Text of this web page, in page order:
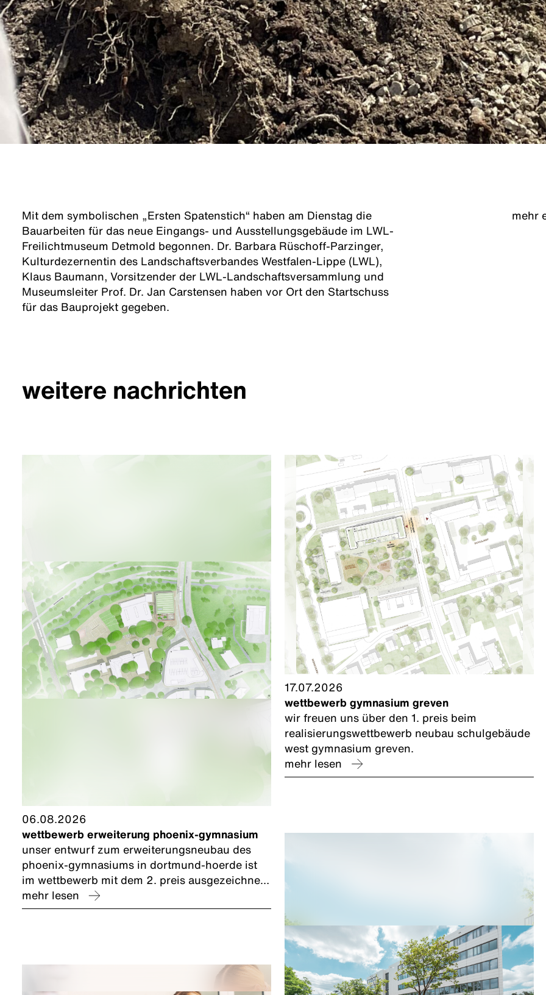
Mit dem symbolischen „Ersten Spatenstich“ haben am Dienstag die
Bauarbeiten für das neue Eingangs- und Ausstellungsgebäude im LWL-
Freilichtmuseum Detmold begonnen. Dr. Barbara Rüschoff-Parzinger,
Kulturdezernentin des Landschaftsverbandes Westfalen-Lippe (LWL),
Klaus Baumann, Vorsitzender der LWL-Landschaftsversammlung und
Museumsleiter Prof. Dr. Jan Carstensen haben vor Ort den Startschuss
für das Bauprojekt gegeben.
mehr
weitere nachrichten
06.08.2026
wettbewerb erweiterung phoenix-gymnasium
unser entwurf zum erweiterungsneubau des
phoenix-gymnasiums in dortmund-hoerde ist
im wettbewerb mit dem 2. preis ausgezeichnet
worden. wir freuen uns und bedanken uns bei
unserem planungspartner caspar.
mehr lesen
17.07.2026
wettbewerb gymnasium greven
wir freuen uns über den 1. preis beim
realisierungswettbewerb neubau schulgebäude
west gymnasium greven.
mehr lesen